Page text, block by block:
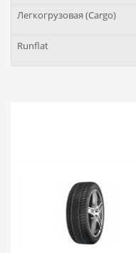
Легкогрузовая (Cargo)
Runflat